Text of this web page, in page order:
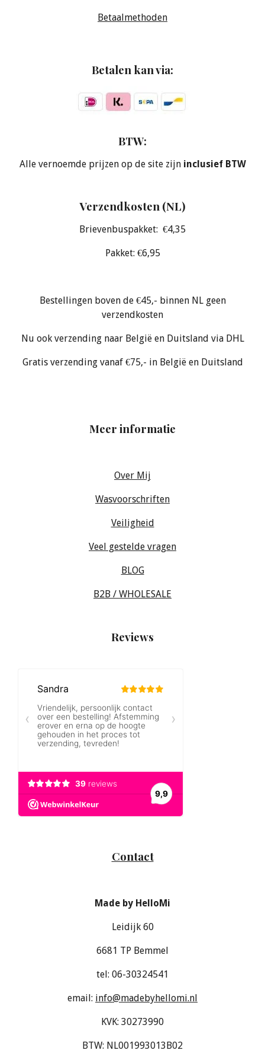
Betaalmethoden
Betalen kan via:
BTW:
Alle vernoemde prijzen op de site zijn inclusief BTW
Verzendkosten (NL)
Brievenbuspakket: €4,35
Pakket: €6,95
Bestellingen boven de €45,- binnen NL geen
verzendkosten
Nu ook verzending naar België en Duitsland via DHL
Gratis verzending vanaf €75,- in België en Duitsland
Meer informatie
Over Mij
Wasvoorschriften
Veiligheid
Veel gestelde vragen
BLOG
B2B / WHOLESALE
Reviews
Contact
Made by HelloMi
Leidijk 60
6681 TP Bemmel
tel: 06-30324541
email: info@madebyhellomi.nl
KVK: 30273990
BTW: NL001993013B02